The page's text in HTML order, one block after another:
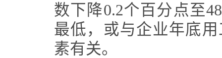
数下降0.2个百分点至
最低，或与企业年底
素有关。